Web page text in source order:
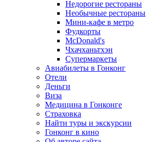
Недорогие рестораны
Необычные рестораны
Мини-кафе в метро
Фудкорты
McDonald's
Чхачханьтхэн
Супермаркеты
Авиабилеты в Гонконг
Отели
Деньги
Виза
Медицина в Гонконге
Страховка
Найти туры и экскурсии
Гонконг в кино